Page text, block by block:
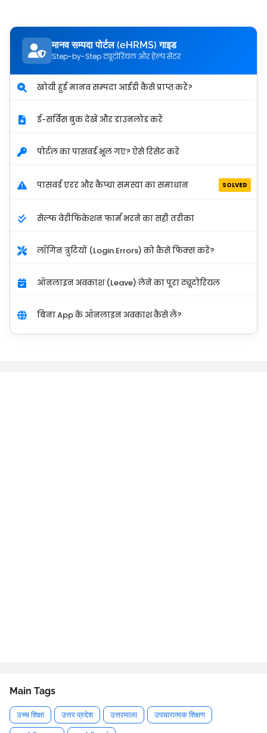
मानव सम्पदा पोर्टल (eHRMS) गाइड
Step-by-Step ट्यूटोरियल और हेल्प सेंटर
खोयी हुई मानव सम्पदा आईडी कैसे प्राप्त करें?
ई-सर्विस बुक देखें और डाउनलोड करें
पोर्टल का पासवर्ड भूल गए? ऐसे रिसेट करें
पासवर्ड एरर और कैप्चा समस्या का समाधान SOLVED
सेल्फ वेरीफिकेशन फार्म भरने का सही तरीका
लॉगिन त्रुटियों (Login Errors) को कैसे फिक्स करें?
ऑनलाइन अवकाश (Leave) लेने का पूरा ट्यूटोरियल
बिना App के ऑनलाइन अवकाश कैसे लें?
Main Tags
उच्च शिक्षा उत्तर प्रदेश उत्तरमाला उपचारात्मक शिक्षण